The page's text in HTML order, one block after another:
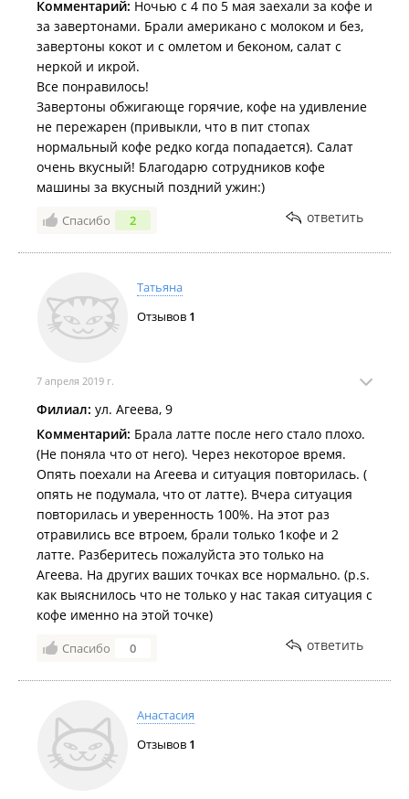
Комментарий: Ночью с 4 по 5 мая заехали за кофе и
за завертонами. Брали американо с молоком и без,
завертоны кокот и с омлетом и беконом, салат с
неркой и икрой.
Все понравилось!
Завертоны обжигающе горячие, кофе на удивление
не пережарен (привыкли, что в пит стопах
нормальный кофе редко когда попадается). Салат
очень вкусный! Благодарю сотрудников кофе
машины за вкусный поздний ужин:)
Спасибо 2 ответить
Татьяна
Отзывов 1
7 апреля 2019 г.
Филиал: ул. Агеева, 9
Комментарий: Брала латте после него стало плохо.
(Не поняла что от него). Через некоторое время.
Опять поехали на Агеева и ситуация повторилась. (
опять не подумала, что от латте). Вчера ситуация
повторилась и уверенность 100%. На этот раз
отравились все втроем, брали только 1кофе и 2
латте. Разберитесь пожалуйста это только на
Агеева. На других ваших точках все нормально. (p.s.
как выяснилось что не только у нас такая ситуация с
кофе именно на этой точке)
Спасибо 0 ответить
Анастасия
Отзывов 1